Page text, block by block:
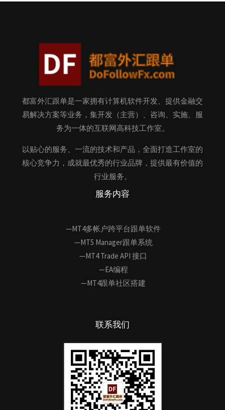
都富外汇跟单是一家拥有计算机软件开发、提供金融交
易解决方案等业务，集开发（主营）、咨询、实施、服
务为一体的互联网高科技工作室。
以贴心的服务、一流的技术和产品，全面打造工作室的
核心竞争力，成就最优秀的行业品牌，提供最有价值的
行业服务。
服务内容
—MT4多帐户跨平台跟单软件
—MT5 Manager跟单系统
—MT4 Trade API 接口
—EA编程
—MT4跟单社区搭建
联系我们